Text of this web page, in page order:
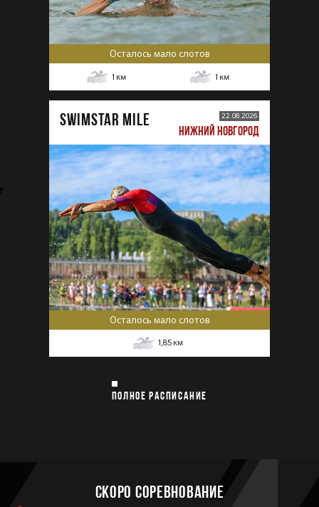
Осталось мало слотов
1 км 1 км
SWIMSTAR MILE 22.08.2026
НИЖНИЙ НОВГОРОД
Осталось мало слотов
1,85 км
ПОЛНОЕ РАСПИСАНИЕ
Скоро соревнование